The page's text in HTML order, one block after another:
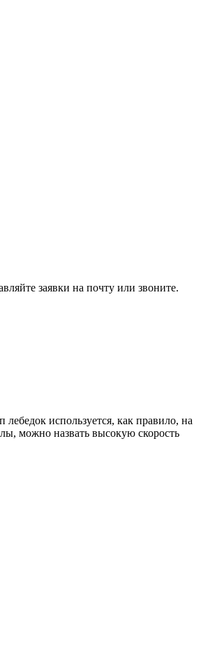
заявки на почту или звоните.
используется, как правило, на
можно назвать высокую скорость